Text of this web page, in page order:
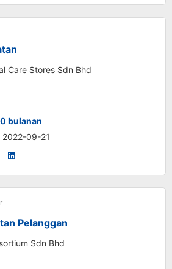
Care Stores Sdn Bhd
bulanan
2022-09-21
Pelanggan
Sdn Bhd